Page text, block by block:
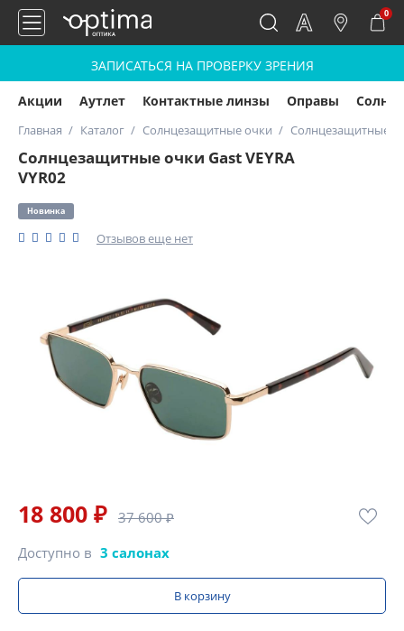
0
ЗАПИСАТЬСЯ НА ПРОВЕРКУ ЗРЕНИЯ
Акции Аутлет Контактные линзы Оправы
Главная Каталог Солнцезащитные очки Солнцезащитные
Солнцезащитные очки Gast VEYRA
VYR02
Новинка
Отзывов еще нет
18 800 ₽ 37 600 ₽
Доступно в 3 салонах
В корзину